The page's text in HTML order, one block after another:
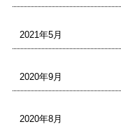
2021年5月
2020年9月
2020年8月